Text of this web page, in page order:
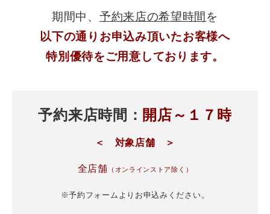
期間中、 予約来店の希望時間 を
以下の通りお申込み頂いたお客様へ
特別優待をご用意しております。
予約来店時間： 開店～１７時
＜ 対象店舗 ＞
全店舗 （オンラインストア除く）
※予約フォームよりお申込みください。